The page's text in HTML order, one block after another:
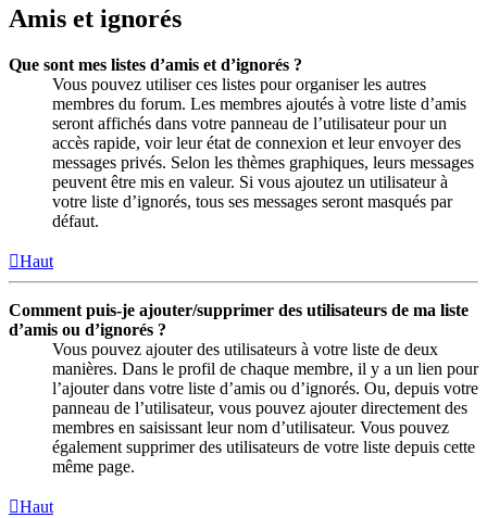
Amis et ignorés
Que sont mes listes d’amis et d’ignorés ?
Vous pouvez utiliser ces listes pour organiser les autres
membres du forum. Les membres ajoutés à votre liste d’amis
seront affichés dans votre panneau de l’utilisateur pour un
accès rapide, voir leur état de connexion et leur envoyer des
messages privés. Selon les thèmes graphiques, leurs messages
peuvent être mis en valeur. Si vous ajoutez un utilisateur à
votre liste d’ignorés, tous ses messages seront masqués par
défaut.
Haut
Comment puis-je ajouter/supprimer des utilisateurs de ma liste
d’amis ou d’ignorés ?
Vous pouvez ajouter des utilisateurs à votre liste de deux
manières. Dans le profil de chaque membre, il y a un lien pour
l’ajouter dans votre liste d’amis ou d’ignorés. Ou, depuis votre
panneau de l’utilisateur, vous pouvez ajouter directement des
membres en saisissant leur nom d’utilisateur. Vous pouvez
également supprimer des utilisateurs de votre liste depuis cette
même page.
Haut